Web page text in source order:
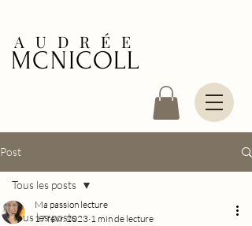
AUDRÉE
MCNICOLL
Post
Tous les posts
Tous les posts
Ma passion lecture
17 févr. 2023 1 min de lecture